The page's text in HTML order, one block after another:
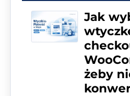
Jak
żeby